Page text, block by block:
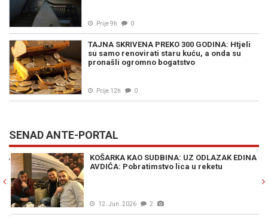
Prije 9h 0
TAJNA SKRIVENA PREKO 300 GODINA: Htjeli
su samo renovirati staru kuću, a onda su
pronašli ogromno bogatstvo
Prije 12h 0
SENAD ANTE-PORTAL
LAŽI, OBMANE, PREVARE - OD DUŠKA ERCEGA
- DO „SARAJEVO SAFARIJA“: Priča o
04. Avg. 2026 1